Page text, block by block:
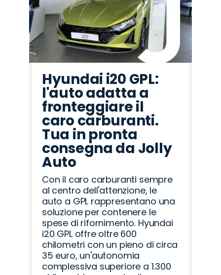
Hyundai i20 GPL:
l'auto adatta a
fronteggiare il
caro carburanti.
Tua in pronta
consegna da Jolly
Auto
Con il caro carburanti sempre
al centro dell'attenzione, le
auto a GPL rappresentano una
soluzione per contenere le
spese di rifornimento. Hyundai
i20 GPL offre oltre 600
chilometri con un pieno di circa
35 euro, un'autonomia
complessiva superiore a 1.300